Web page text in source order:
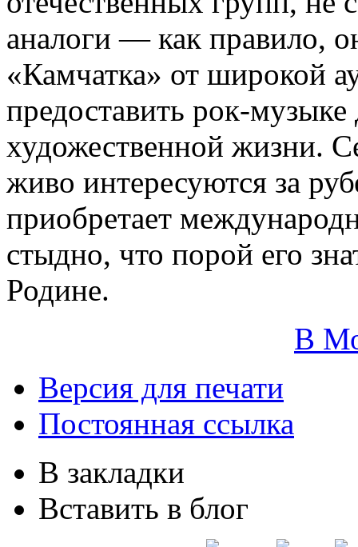
аналоги — как правило,
«Камчатка» от широкой
предоставить рок-
художественной жизни.
живо интересуются за
приобретает
стыдно, что порой его
Родине.
В
Версия для печати
Постоянная ссылка
В закладки
Вставить в блог